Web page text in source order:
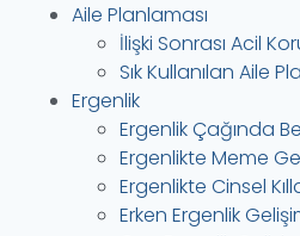
Aile Planlaması
İlişki Sonrası Acil
Sık Kullanılan Aile
Ergenlik
Ergenlik Çağında
Ergenlikte Meme
Ergenlikte Cinsel
Erken Ergenlik